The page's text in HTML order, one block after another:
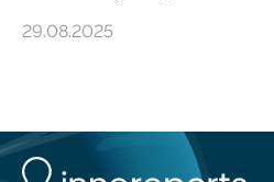
ErfolgeDie Agentur für
Forschungsarbeit, politischen
feierlichen Preisverleihung des
29.08.2025